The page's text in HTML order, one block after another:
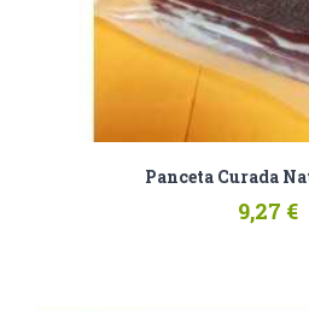
Panceta Curada
9,27 €